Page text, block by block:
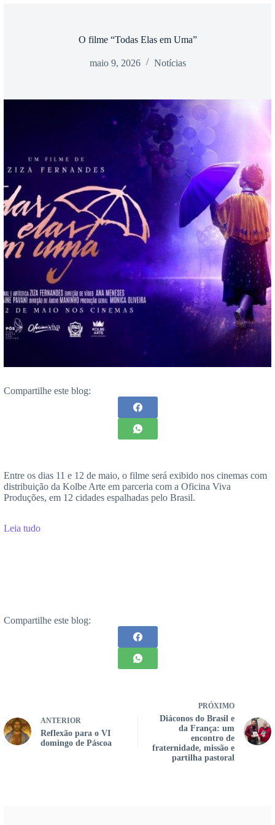
O filme “Todas Elas em Uma”
maio 9, 2026 Notícias
Compartilhe este blog:
Entre os dias 11 e 12 de maio, o filme será exibido nos cinemas com
distribuição da Kolbe Arte em parceria com a Oficina Viva
Produções, em 12 cidades espalhadas pelo Brasil.
Leia tudo
Compartilhe este blog:
ANTERIOR
Reflexão para o VI
domingo de Páscoa
PRÓXIMO
Diáconos do Brasil e
da França: um
encontro de
fraternidade, missão e
partilha pastoral